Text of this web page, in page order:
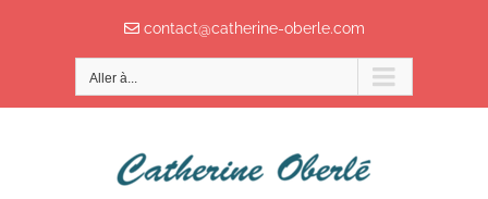
contact@catherine-oberle.com
Aller à...